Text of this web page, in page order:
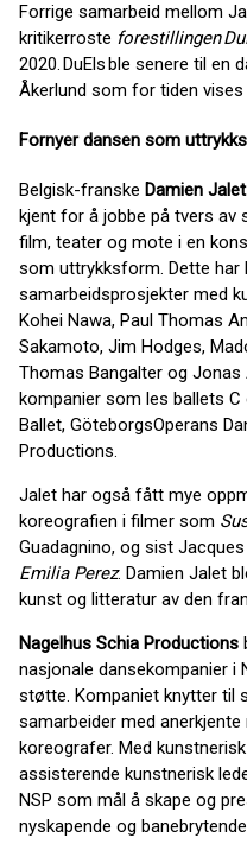
Forrige samarbeid mellom
kritikerroste forestillingen
2020. DuEls ble senere til en
Åkerlund som for tiden
Fornyer dansen som
Belgisk-franske Damien Jalet
kjent for å jobbe på tvers av
film, teater og mote i en
som uttrykksform. Dette har
samarbeidsprosjekter med
Kohei Nawa, Paul Thomas
Sakamoto, Jim Hodges,
Thomas Bangalter og
kompanier som les ballets C
Ballet, GöteborgsOperans
Productions.
Jalet har også fått mye
koreografien i filmer som
Guadagnino, og sist
Emilia Perez. Damien Jalet
kunst og litteratur av den
Nagelhus Schia Productions
nasjonale dansekompanier
støtte. Kompaniet knytter til
samarbeider med
koreografer. Med
assisterende kunstnerisk
NSP som mål å skape og
nyskapende og